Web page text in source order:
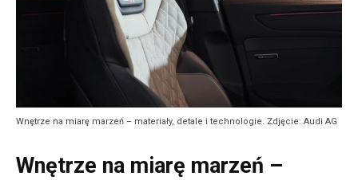
Wnętrze na miarę marzeń – materiały, detale i technologie. Zdjęcie: Audi AG
Wnętrze na miarę marzeń –